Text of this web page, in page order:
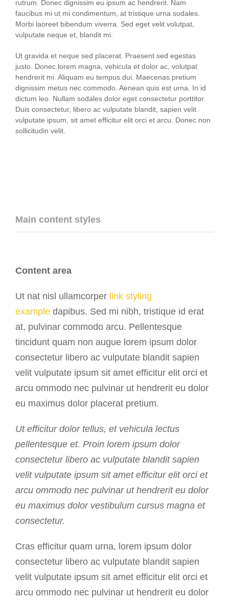
rutrum. Donec dignissim eu ipsum ac hendrerit. Nam
faucibus mi ut mi condimentum, at tristique urna sodales.
Morbi laoreet bibendum viverra. Sed eget velit volutpat,
vulputate neque et, blandit mi.
Ut gravida et neque sed placerat. Praesent sed egestas
justo. Donec lorem magna, vehicula et dolor ac, volutpat
hendrerit mi. Aliquam eu tempus dui. Maecenas pretium
dignissim metus nec commodo. Aenean quis est urna. In id
dictum leo. Nullam sodales dolor eget consectetur porttitor.
Duis consectetur, libero ac vulputate blandit, sapien velit
vulputate ipsum, sit amet efficitur elit orci et arcu. Donec non
sollicitudin velit.
Main content styles
Content area
Ut nat nisl ullamcorper link styling
example dapibus. Sed mi nibh, tristique id erat
at, pulvinar commodo arcu. Pellentesque
tincidunt quam non augue lorem ipsum dolor
consectetur libero ac vulputate blandit sapien
velit vulputate ipsum sit amet efficitur elit orci et
arcu ommodo nec pulvinar ut hendrerit eu dolor
eu maximus dolor placerat pretium.
Ut efficitur dolor tellus, et vehicula lectus
pellentesque et. Proin lorem ipsum dolor
consectetur libero ac vulputate blandit sapien
velit vulputate ipsum sit amet efficitur elit orci et
arcu ommodo nec pulvinar ut hendrerit eu dolor
eu maximus dolor vestibulum cursus magna et
consectetur.
Cras efficitur quam urna, lorem ipsum dolor
consectetur libero ac vulputate blandit sapien
velit vulputate ipsum sit amet efficitur elit orci et
arcu ommodo nec pulvinar ut hendrerit eu dolor